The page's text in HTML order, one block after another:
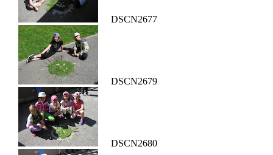
DSCN2677
DSCN2679
DSCN2680